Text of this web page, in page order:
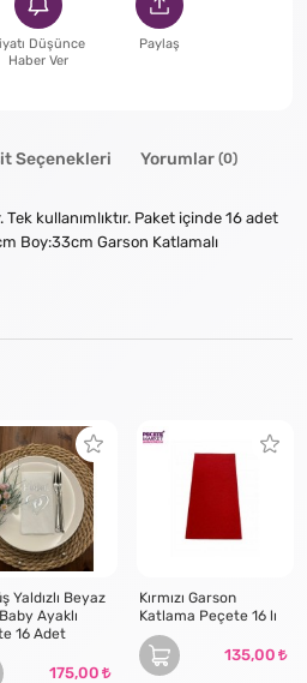
Düşünce
Haber Ver
Paylaş
Seçenekleri Yorumlar (0)
kullanımlıktır. Paket içinde 16 adet
Boy:33cm Garson Katlamalı
Yaldızlı Beyaz
Ayaklı
16 Adet
175,00
Kırmızı Garson
Katlama Peçete 16 lı
135,00